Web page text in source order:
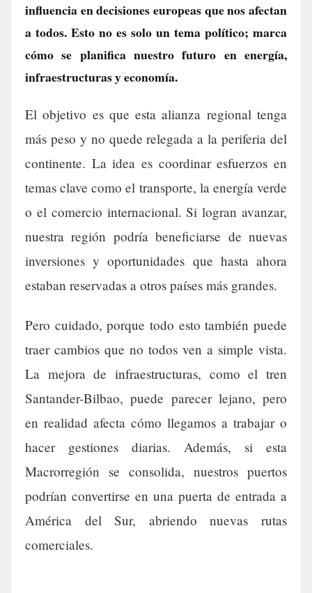
influencia en decisiones europeas que nos afectan
a todos. Esto no es solo un tema político; marca
cómo se planifica nuestro futuro en energía,
infraestructuras y economía.
El objetivo es que esta alianza regional tenga
más peso y no quede relegada a la periferia del
continente. La idea es coordinar esfuerzos en
temas clave como el transporte, la energía verde
o el comercio internacional. Si logran avanzar,
nuestra región podría beneficiarse de nuevas
inversiones y oportunidades que hasta ahora
estaban reservadas a otros países más grandes.
Pero cuidado, porque todo esto también puede
traer cambios que no todos ven a simple vista.
La mejora de infraestructuras, como el tren
Santander-Bilbao, puede parecer lejano, pero
en realidad afecta cómo llegamos a trabajar o
hacer gestiones diarias. Además, si esta
Macrorregión se consolida, nuestros puertos
podrían convertirse en una puerta de entrada a
América del Sur, abriendo nuevas rutas
comerciales.